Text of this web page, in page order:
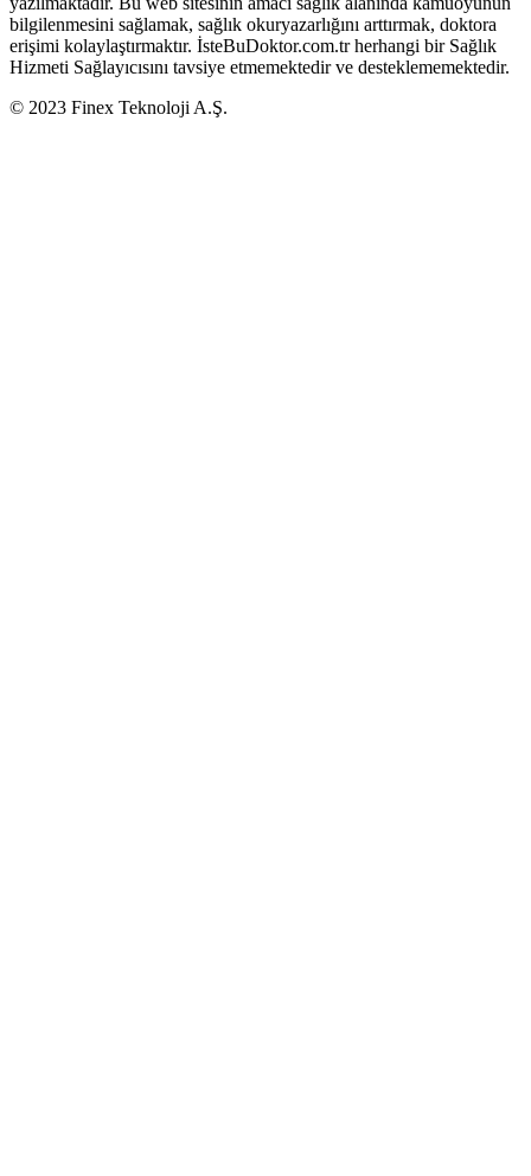
bilgilenmesini sağlamak, sağlık okuryazarlığını arttırmak, doktora
erişimi kolaylaştırmaktır. İsteBuDoktor.com.tr herhangi bir Sağlık
Hizmeti Sağlayıcısını tavsiye etmemektedir ve desteklememektedir.
© 2023 Finex Teknoloji A.Ş.